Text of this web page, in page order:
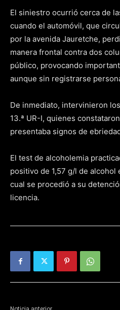
El siniestro ocurrió cerca de
cuando el automóvil, que
por la avenida Jauretche,
manera frontal contra dos
público, provocando
aunque sin registrarse
De inmediato, intervinieron
13.ª UR-I, quienes
presentaba signos de
El test de alcoholemia
positivo de 1,57 g/l de alcohol
cual se procedió a su
licencia.